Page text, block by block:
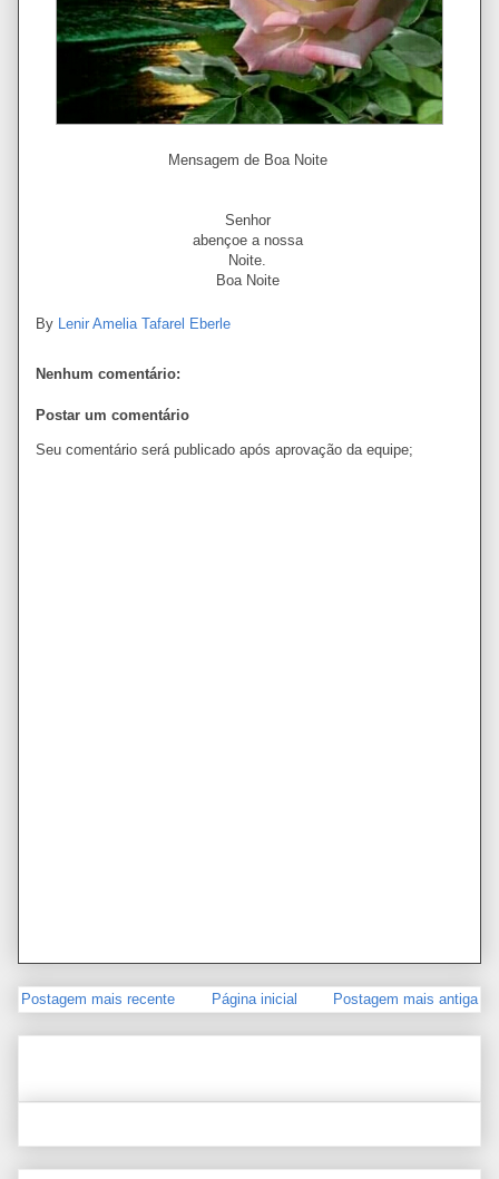
Mensagem de Boa Noite
Senhor
abençoe a nossa
Noite.
Boa Noite
By Lenir Amelia Tafarel Eberle
Nenhum comentário:
Postar um comentário
Seu comentário será publicado após aprovação da equipe;
Postagem mais recente Postagem mais antiga
Página inicial